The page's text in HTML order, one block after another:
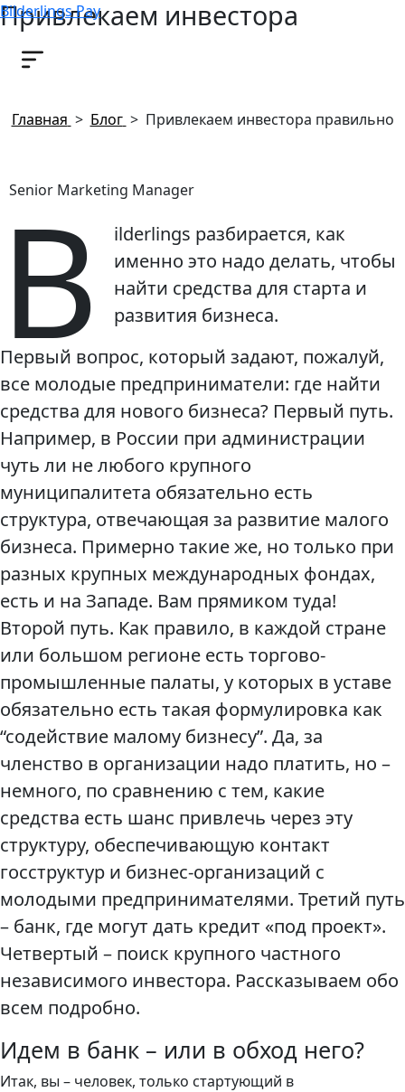
Bilderlings Pay
Привлекаем инвестора
правильно
Главная > Блог > Привлекаем инвестора правильно
Senior Marketing Manager
B
ilderlings разбирается, как
именно это надо делать, чтобы
найти средства для старта и
развития бизнеса.
Первый вопрос, который задают, пожалуй,
все молодые предприниматели: где найти
средства для нового бизнеса? Первый путь.
Например, в России при администрации
чуть ли не любого крупного
муниципалитета обязательно есть
структура, отвечающая за развитие малого
бизнеса. Примерно такие же, но только при
разных крупных международных фондах,
есть и на Западе. Вам прямиком туда!
Второй путь. Как правило, в каждой стране
или большом регионе есть торгово-
промышленные палаты, у которых в уставе
обязательно есть такая формулировка как
“содействие малому бизнесу”. Да, за
членство в организации надо платить, но –
немного, по сравнению с тем, какие
средства есть шанс привлечь через эту
структуру, обеспечивающую контакт
госструктур и бизнес-организаций с
молодыми предпринимателями. Третий путь
– банк, где могут дать кредит «под проект».
Четвертый – поиск крупного частного
независимого инвестора. Рассказываем обо
всем подробно.
Идем в банк – или в обход него?
Итак, вы – человек, только стартующий в